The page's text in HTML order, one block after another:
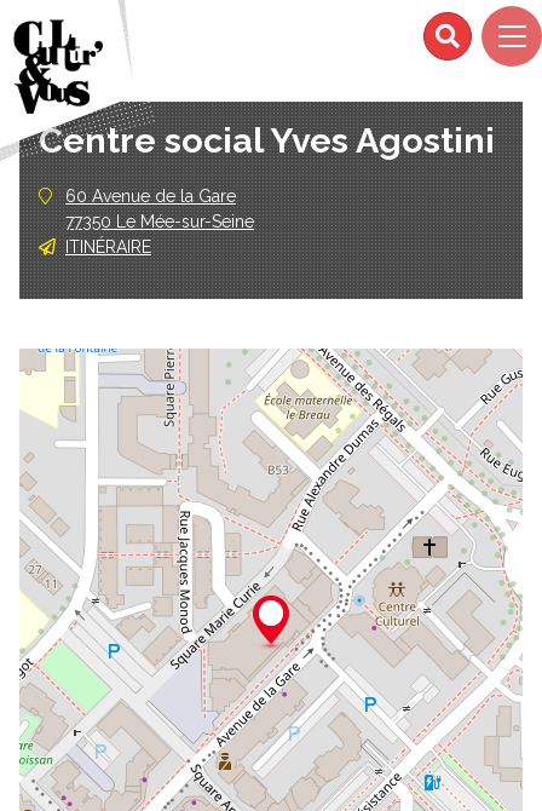
Centre social Yves Agostini
60 Avenue de la Gare
77350 Le Mée-sur-Seine
ITINÉRAIRE